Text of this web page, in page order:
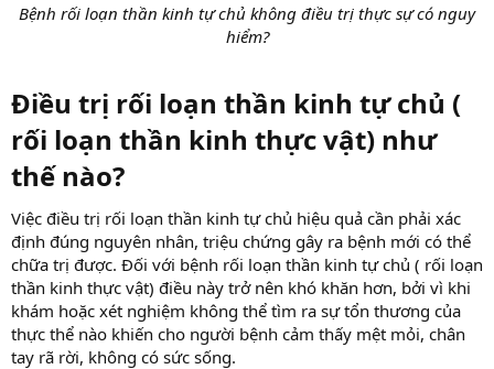
Bệnh rối loạn thần kinh tự chủ không điều trị thực sự có nguy
hiểm?
Điều trị rối loạn thần kinh tự chủ (
rối loạn thần kinh thực vật) như
thế nào?
Việc điều trị rối loạn thần kinh tự chủ hiệu quả cần phải xác
định đúng nguyên nhân, triệu chứng gây ra bệnh mới có thể
chữa trị được. Đối với bệnh rối loạn thần kinh tự chủ ( rối loạn
thần kinh thực vật) điều này trở nên khó khăn hơn, bởi vì khi
khám hoặc xét nghiệm không thể tìm ra sự tổn thương của
thực thể nào khiến cho người bệnh cảm thấy mệt mỏi, chân
tay rã rời, không có sức sống.